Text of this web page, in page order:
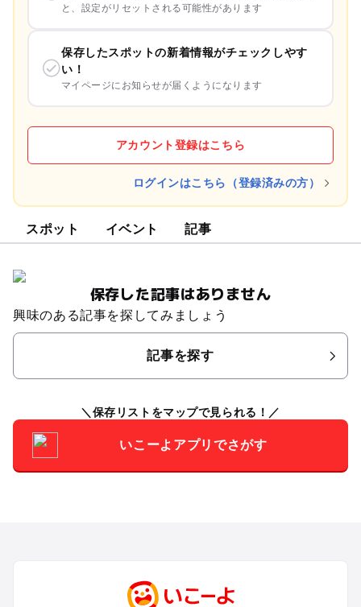
と、設定がリセットされる可能性があります
保存したスポットの新着情報がチェックしやす
い！
マイページにお知らせが届くようになります
アカウント登録はこちら
ログインはこちら（登録済みの方）
スポット イベント 記事
保存した記事はありません
興味のある記事を探してみましょう
記事を探す
保存リストをマップで見られる！
いこーよアプリでさがす